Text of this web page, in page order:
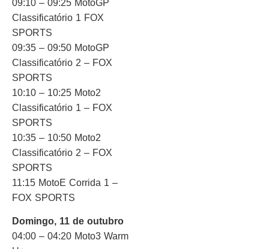
09:10 – 09:25 MotoGP
Classificatório 1 FOX
SPORTS
09:35 – 09:50 MotoGP
Classificatório 2 – FOX
SPORTS
10:10 – 10:25 Moto2
Classificatório 1 – FOX
SPORTS
10:35 – 10:50 Moto2
Classificatório 2 – FOX
SPORTS
11:15 MotoE Corrida 1 –
FOX SPORTS
Domingo, 11 de outubro
04:00 – 04:20 Moto3 Warm